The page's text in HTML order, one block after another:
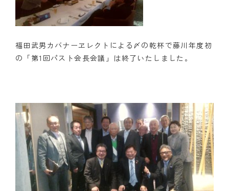
福田武男カバナーヱレクトによる〆の乾杯で藤川年度初
の「第1回パスト会長会議」は終了いたしました。